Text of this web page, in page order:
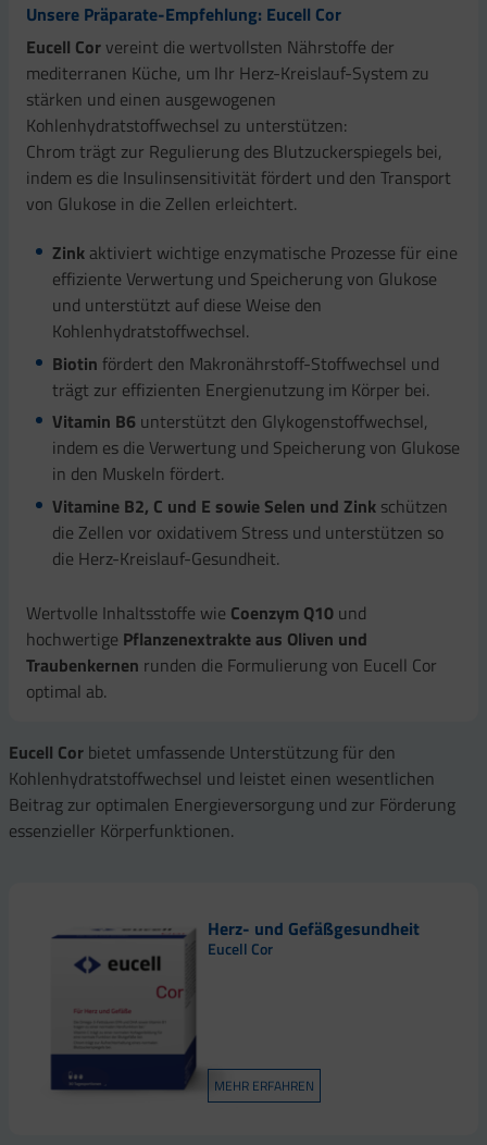
Unsere Präparate-Empfehlung: Eucell Cor
Eucell Corvereint die wertvollsten Nährstoffe der
mediterranen Küche, um Ihr Herz-Kreislauf-System zu
stärken und einen ausgewogenen
Kohlenhydratstoffwechsel zu unterstützen:
Chrom trägt zur Regulierung des Blutzuckerspiegels bei,
indem es die Insulinsensitivität fördert und den Transport
von Glukose in die Zellen erleichtert.
Zink aktiviert wichtige enzymatische Prozesse für eine
effiziente Verwertung und Speicherung von Glukose
und unterstützt auf diese Weise den
Kohlenhydratstoffwechsel.
Biotin fördert den Makronährstoff-Stoffwechsel und
trägt zur effizienten Energienutzung im Körper bei.
Vitamin B6 unterstützt den Glykogenstoffwechsel,
indem es die Verwertung und Speicherung von Glukose
in den Muskeln fördert.
Vitamine B2, C und E sowie Selen und Zink schützen
die Zellen vor oxidativem Stress und unterstützen so
die Herz-Kreislauf-Gesundheit.
Wertvolle Inhaltsstoffe wie Coenzym Q10 und
hochwertige Pflanzenextrakte aus Oliven und
Traubenkernen runden die Formulierung von Eucell Cor
optimal ab.
Eucell Cor bietet umfassende Unterstützung für den
Kohlenhydratstoffwechsel und leistet einen wesentlichen
Beitrag zur optimalen Energieversorgung und zur Förderung
essenzieller Körperfunktionen.
Herz- und Gefäßgesundheit
Eucell Cor
MEHR ERFAHREN